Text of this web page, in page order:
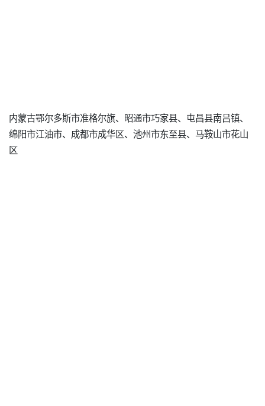
内蒙古鄂尔多斯市准格尔旗、昭通市巧家县、屯昌县南吕镇、
绵阳市江油市、成都市成华区、池州市东至县、马鞍山市花山
区